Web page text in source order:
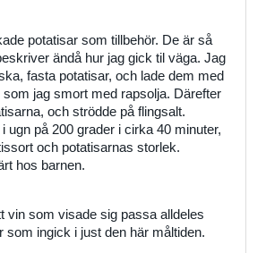
potatisar som tillbehör. De är så
ändå hur jag gick til väga. Jag
fasta potatisar, och lade dem med
jag smort med rapsolja. Därefter
och strödde på flingsalt.
ugn på 200 grader i cirka 40 minuter,
och potatisarnas storlek.
hos barnen.
vin som visade sig passa alldeles
som ingick i just den här måltiden.